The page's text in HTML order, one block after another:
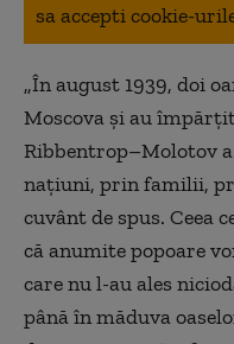
sa accepti cookie-
„În august 1939, doi
Moscova şi au
Ribbentrop–Molotov
naţiuni, prin familii,
cuvânt de spus. Ceea
că anumite popoare
care nu l-au ales
până în măduva